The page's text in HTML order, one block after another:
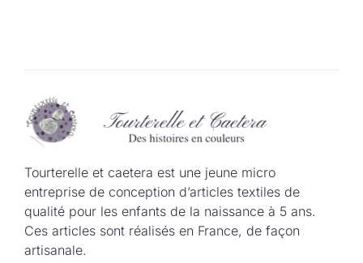
Tourterelle et caetera est une jeune micro
entreprise de conception d’articles textiles de
qualité pour les enfants de la naissance à 5 ans.
Ces articles sont réalisés en France, de façon
artisanale.